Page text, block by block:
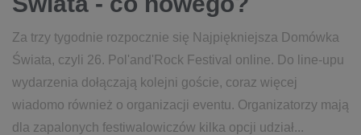
Za trzy tygodnie rozpocznie się Najpiękniejsza Domówka
Świata, czyli 26. Pol'and'Rock Festival online. Do line-upu
wydarzenia dołączają kolejni goście, coraz więcej
wiadomo również o organizacji eventu. Organizatorzy mają
dla zapalonych festiwalowiczów kilka opcji udział...